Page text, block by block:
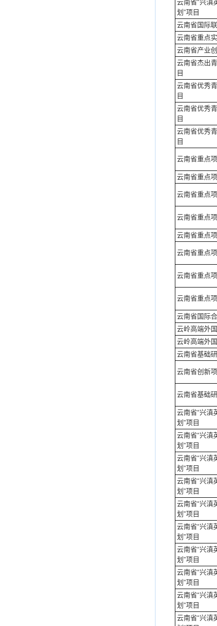
云南省“兴滇
划”项目
云南省国际
云南省重点
云南省产业
云南省杰出
目
云南省优秀
目
云南省优秀
目
云南省优秀
目
云南省重点
云南省重点
云南省重点
云南省重点
云南省重点
云南省重点
云南省重点
云南省重点
云南省国际
云岭高端外
云岭高端外
云南省基础
云南省创新
云南省基础
云南省“兴滇
划”项目
云南省“兴滇
划”项目
云南省“兴滇
划”项目
云南省“兴滇
划”项目
云南省“兴滇
划”项目
云南省“兴滇
划”项目
云南省“兴滇
划”项目
云南省“兴滇
划”项目
云南省“兴滇
划”项目
云南省“兴滇